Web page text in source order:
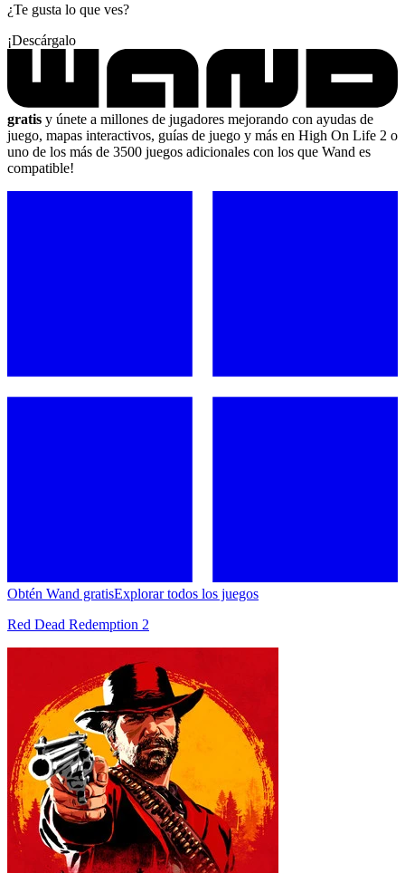
¿Te gusta lo que ves?
¡Descárgalo
gratis y únete a millones de jugadores mejorando con ayudas de
juego, mapas interactivos, guías de juego y más en High On Life 2 o
uno de los más de 3500 juegos adicionales con los que Wand es
compatible!
Obtén Wand gratisExplorar todos los juegos
Red Dead Redemption 2